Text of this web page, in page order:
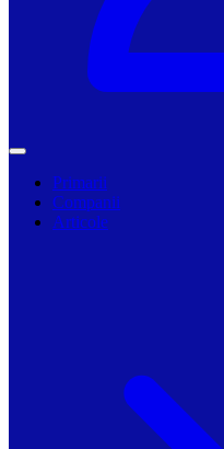
Primarii
Companii
Articole